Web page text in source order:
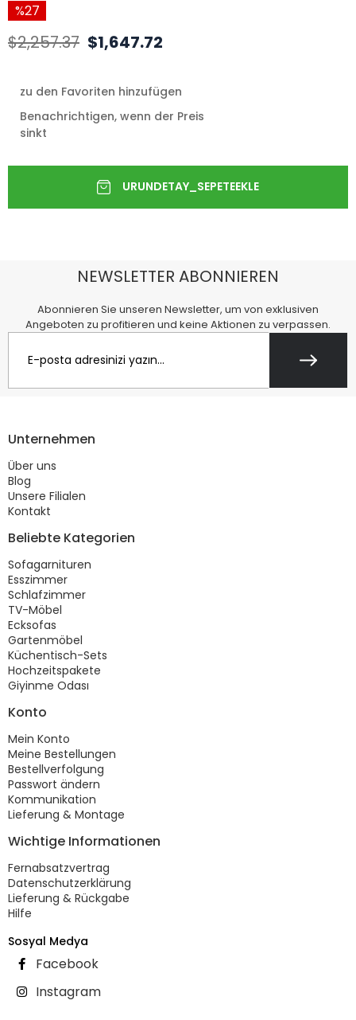
27
$2,257.37 $1,647.72
zu den Favoriten hinzufügen
Benachrichtigen, wenn der Preis
sinkt
NEWSLETTER ABONNIEREN
Abonnieren Sie unseren Newsletter, um von exklusiven
Angeboten zu profitieren und keine Aktionen zu verpassen.
Unternehmen
Über uns
Blog
Unsere Filialen
Kontakt
Beliebte Kategorien
Sofagarnituren
Esszimmer
Schlafzimmer
TV-Möbel
Ecksofas
Gartenmöbel
Küchentisch-Sets
Hochzeitspakete
Giyinme Odası
Konto
Mein Konto
Meine Bestellungen
Bestellverfolgung
Passwort ändern
Kommunikation
Lieferung & Montage
Wichtige Informationen
Fernabsatzvertrag
Datenschutzerklärung
Lieferung & Rückgabe
Hilfe
Sosyal Medya
Facebook
Instagram